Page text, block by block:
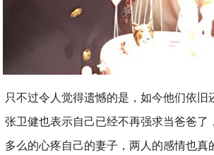
只不过令人觉得遗憾的是，如今他们依旧
张卫健也表示自己已经不再强求当爸爸了
多么的心疼自己的妻子，两人的感情也真